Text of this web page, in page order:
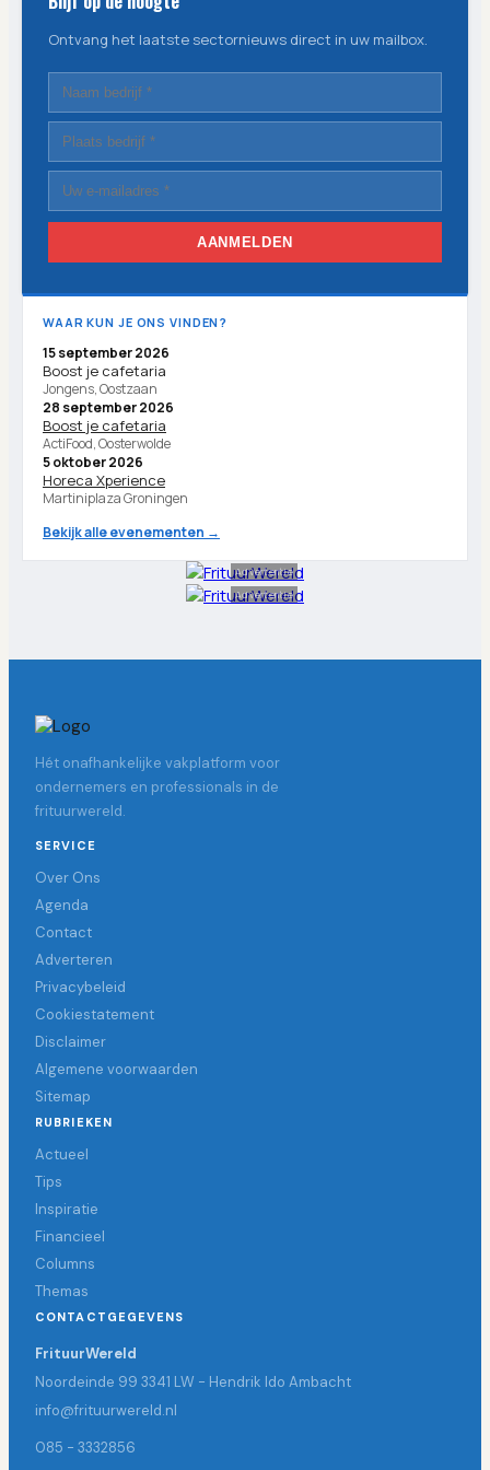
Ontvang het laatste sectornieuws direct in uw mailbox.
AANMELDEN
WAAR KUN JE ONS VINDEN?
15 september 2026
Boost je cafetaria
Jongens, Oostzaan
28 september 2026
Boost je cafetaria
ActiFood, Oosterwolde
5 oktober 2026
Horeca Xperience
Martiniplaza Groningen
Bekijk alle evenementen →
Advertentie
Advertentie
Hét onafhankelijke vakplatform voor
ondernemers en professionals in de
frituurwereld.
SERVICE
Over Ons
Agenda
Contact
Adverteren
Privacybeleid
Cookiestatement
Disclaimer
Algemene voorwaarden
Sitemap
RUBRIEKEN
Actueel
Tips
Inspiratie
Financieel
Columns
Themas
CONTACTGEGEVENS
FrituurWereld
Noordeinde 99 3341 LW - Hendrik Ido Ambacht
info@frituurwereld.nl
085 - 3332856